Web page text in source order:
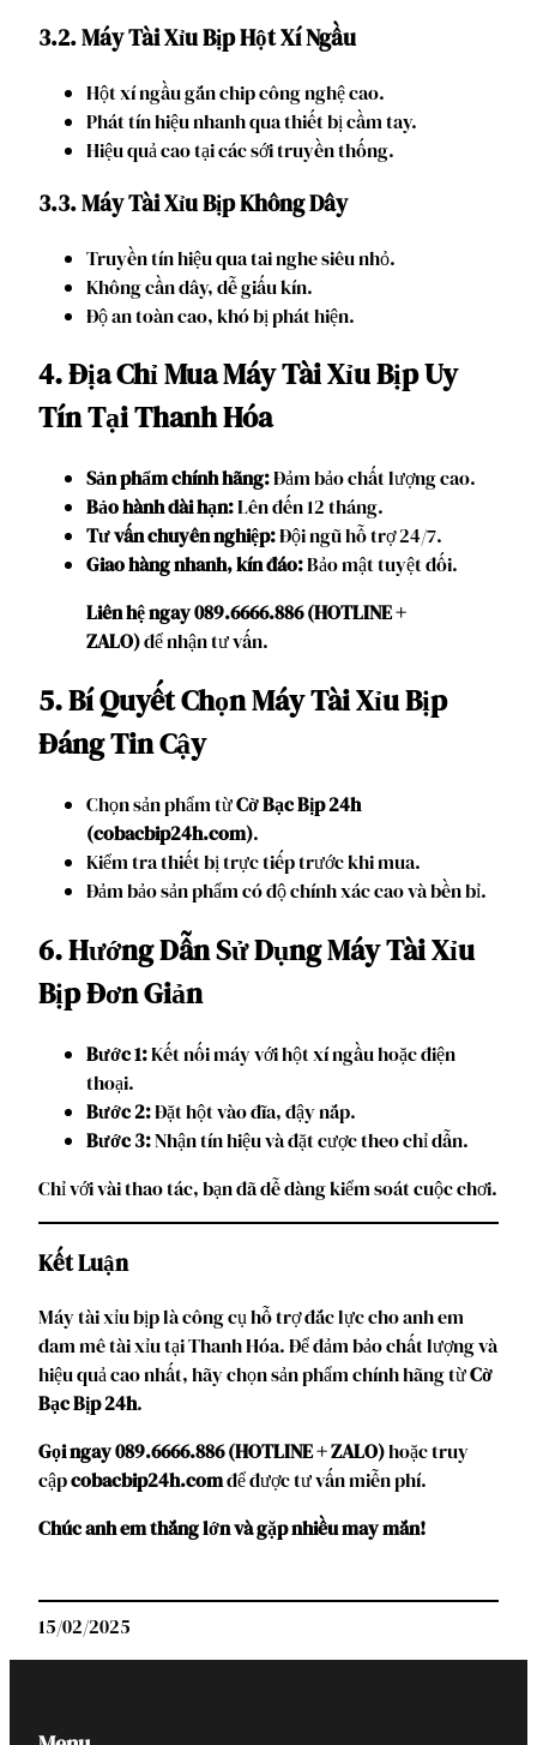
3.2. Máy Tài Xỉu Bịp Hột Xí Ngầu
Hột xí ngầu gắn chip công nghệ cao.
Phát tín hiệu nhanh qua thiết bị cầm tay.
Hiệu quả cao tại các sới truyền thống.
3.3. Máy Tài Xỉu Bịp Không Dây
Truyền tín hiệu qua tai nghe siêu nhỏ.
Không cần dây, dễ giấu kín.
Độ an toàn cao, khó bị phát hiện.
4. Địa Chỉ Mua Máy Tài Xỉu Bịp Uy
Tín Tại Thanh Hóa
Sản phẩm chính hãng:Đảm bảo chất lượng cao.
Bảo hành dài hạn:Lên đến 12 tháng.
Tư vấn chuyên nghiệp:Đội ngũ hỗ trợ 24/7.
Giao hàng nhanh, kín đáo:Bảo mật tuyệt đối.
Liên hệ ngay 089.6666.886 (HOTLINE +
ZALO)để nhận tư vấn.
5. Bí Quyết Chọn Máy Tài Xỉu Bịp
Đáng Tin Cậy
Chọn sản phẩm từCờ Bạc Bịp 24h
(cobacbip24h.com).
Kiểm tra thiết bị trực tiếp trước khi mua.
Đảm bảo sản phẩm có độ chính xác cao và bền bỉ.
6. Hướng Dẫn Sử Dụng Máy Tài Xỉu
Bịp Đơn Giản
Bước 1:Kết nối máy với hột xí ngầu hoặc điện
thoại.
Bước 2:Đặt hột vào đĩa, đậy nắp.
Bước 3:Nhận tín hiệu và đặt cược theo chỉ dẫn.
Chỉ với vài thao tác, bạn đã dễ dàng kiểm soát cuộc chơi.
Kết Luận
Máy tài xỉu bịp là công cụ hỗ trợ đắc lực cho anh em
đam mê tài xỉu tại Thanh Hóa. Để đảm bảo chất lượng và
hiệu quả cao nhất, hãy chọn sản phẩm chính hãng từCờ
Bạc Bịp 24h.
Gọi ngay 089.6666.886 (HOTLINE + ZALO)hoặc truy
cậpcobacbip24h.comđể được tư vấn miễn phí.
Chúc anh em thắng lớn và gặp nhiều may mắn!
15/02/2025